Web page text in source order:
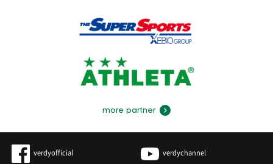
more partner
verdyofficial verdychannel